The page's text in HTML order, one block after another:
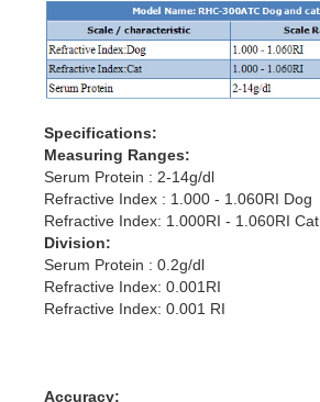
Specifications:
Measuring Ranges:
Serum Protein : 2-14g/dl
Refractive Index : 1.000 - 1.060RI Dog
Refractive Index: 1.000RI - 1.060RI Cat
Division:
Serum Protein : 0.2g/dl
Refractive Index: 0.001RI
Refractive Index: 0.001 RI
Accuracy: